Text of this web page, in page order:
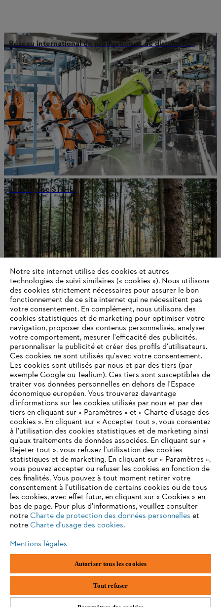
Réseau international de production et de distribution
L’entreprise STIHL
Informations pour les fournisseurs
Informations pour les fournisseurs
Produits
Contact
Carrière
Système d'alerte
Protection des données
ANDREAS STIHL AG & Co. KG ©2023
Notre site internet utilise des cookies et autres
technologies de suivi similaires (« cookies »). Nous utilisons
des cookies strictement nécessaires pour assurer le bon
fonctionnement de ce site internet qui ne nécessitent pas
votre consentement. En complément, nous utilisons des
cookies statistiques et de marketing pour optimiser votre
navigation, proposer des contenus personnalisés, analyser
votre comportement, mesurer l'efficacité des publicités,
personnaliser la publicité et créer des profils d'utilisateurs.
Ces cookies ne sont utilisés qu'avec votre consentement.
Les cookies sont utilisés par nous et par des tiers (par
exemple Google ou Tealium). Ces tiers sont susceptibles de
traiter vos données personnelles en dehors de l'Espace
économique européen. Vous trouverez davantage
d’informations sur les cookies utilisés par nous et par des
tiers en cliquant sur « Paramètres » et « Charte d’usage des
cookies ». En cliquant sur « Accepter tout », vous consentez
à l'utilisation des cookies statistiques et de marketing ainsi
qu’aux traitements de données associées. En cliquant sur «
Rejeter tout », vous refusez l'utilisation des cookies
statistiques et de marketing. En cliquant sur « Paramètres »,
vous pouvez accepter ou refuser les cookies en fonction de
ces finalités. Vous pouvez à tout moment retirer votre
consentement à l'utilisation de certains cookies ou de tous
les cookies, avec effet futur, en cliquant sur « Cookies » en
bas de page. Pour plus d'informations, veuillez consulter
notre Charte de protection des données personnelles et
notre Charte d'usage des cookies.
Mentions légales
Autoriser tous les cookies
Tout refuser